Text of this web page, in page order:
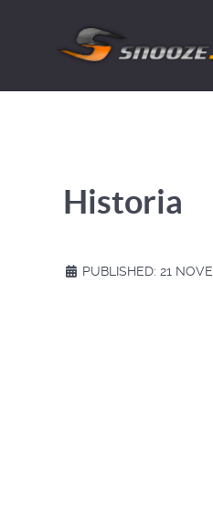
Historia
PUBLISHED: 21